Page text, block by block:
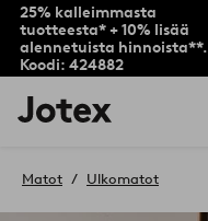
25% kalleimmasta
tuotteesta* + 10% lisää
alennetuista hinnoista**.
Koodi: 424882
Jotex-
logo
aloitussivulle
Matot Ulkomatot